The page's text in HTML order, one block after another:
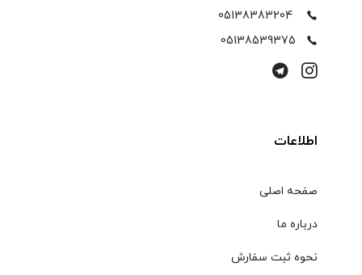
05138383204
05138539375
اطلاعات
صفحه اصلی
درباره ما
نحوه ثبت سفارش